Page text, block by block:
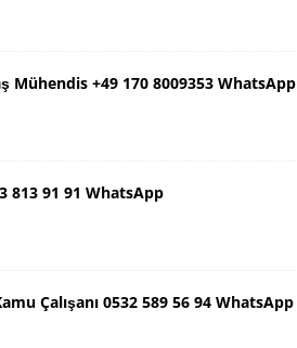
Mühendis +49 170 8009353 WhatsApp
813 91 91 WhatsApp
Çalışanı 0532 589 56 94 WhatsApp